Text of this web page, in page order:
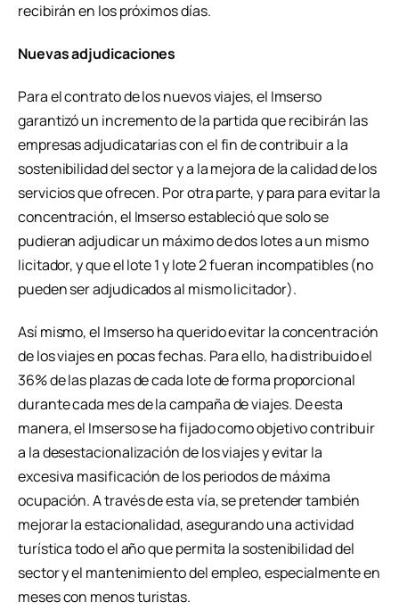
recibirán en los próximos días.
Nuevas adjudicaciones
Para el contrato de los nuevos viajes, el Imserso
garantizó un incremento de la partida que recibirán las
empresas adjudicatarias con el fin de contribuir a la
sostenibilidad del sector y a la mejora de la calidad de los
servicios que ofrecen. Por otra parte, y para para evitar la
concentración, el Imserso estableció que solo se
pudieran adjudicar un máximo de dos lotes a un mismo
licitador, y que el lote 1 y lote 2 fueran incompatibles (no
pueden ser adjudicados al mismo licitador).
Así mismo, el Imserso ha querido evitar la concentración
de los viajes en pocas fechas. Para ello, ha distribuido el
36% de las plazas de cada lote de forma proporcional
durante cada mes de la campaña de viajes. De esta
manera, el Imserso se ha fijado como objetivo contribuir
a la desestacionalización de los viajes y evitar la
excesiva masificación de los periodos de máxima
ocupación. A través de esta vía, se pretender también
mejorar la estacionalidad, asegurando una actividad
turística todo el año que permita la sostenibilidad del
sector y el mantenimiento del empleo, especialmente en
meses con menos turistas.